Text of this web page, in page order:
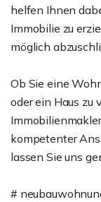
helfen Ihnen
Immobilie zu
möglich
Ob Sie eine
oder ein Haus zu
kompetenter
lassen Sie uns
#